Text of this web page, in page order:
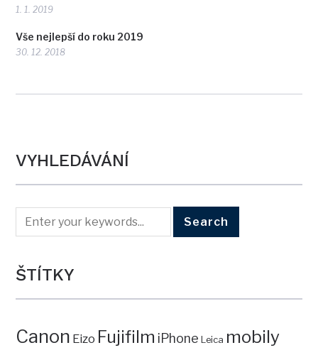
1. 1. 2019
Vše nejlepší do roku 2019
30. 12. 2018
VYHLEDÁVÁNÍ
ŠTÍTKY
Canon Eizo Fujifilm iPhone Leica mobily